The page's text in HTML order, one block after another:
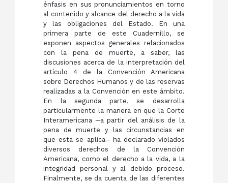
énfasis en sus pronunciamientos en torno
al contenido y alcance del derecho a la vida
y las obligaciones del Estado. En una
primera parte de este Cuadernillo, se
exponen aspectos generales relacionados
con la pena de muerte, a saber, las
discusiones acerca de la interpretación del
artículo 4 de la Convención Americana
sobre Derechos Humanos y de las reservas
realizadas a la Convención en este ámbito.
En la segunda parte, se desarrolla
particularmente la manera en que la Corte
Interamericana ─a partir del análisis de la
pena de muerte y las circunstancias en
que esta se aplica─ ha declarado violados
diversos derechos de la Convención
Americana, como el derecho a la vida, a la
integridad personal y al debido proceso.
Finalmente, se da cuenta de las diferentes